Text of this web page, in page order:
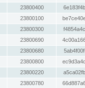
23800400
23800100
23800300
23800690
23800680
23800800
23800220
23800780